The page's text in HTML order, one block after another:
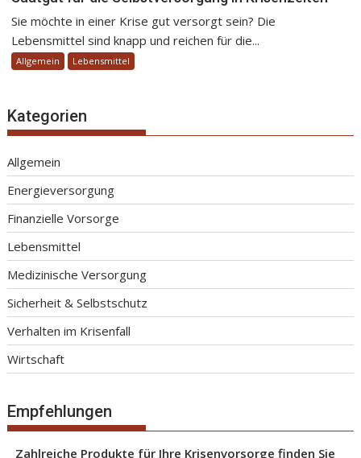
Sie möchte in einer Krise gut versorgt sein? Die
Lebensmittel sind knapp und reichen für die...
Allgemein Lebensmittel
Kategorien
Allgemein
Energieversorgung
Finanzielle Vorsorge
Lebensmittel
Medizinische Versorgung
Sicherheit & Selbstschutz
Verhalten im Krisenfall
Wirtschaft
Empfehlungen
Zahlreiche Produkte für Ihre Krisenvorsorge finden Sie